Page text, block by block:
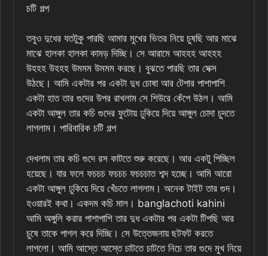
চটি গল্প
তবুও দুধের যতটুকু পারছি আমার মুখের ভিতর নিয়ে চুষছি আর মাঝে
মাঝে হালকা হালকা কামড় দিচ্ছি। সে আরামে আহহহ আহহহ
উহহহ উহহহ উমমম উমমম করছে। বুঝতে পারছি তার সেক্স
উঠছে। আমি একটার পর একটা দুধ চোষা আর টেপার পাশাপাশি
একটা হাত তার গুদের উপর রাখলাম সে শিউরে কেঁপে উঠল। আমি
একটা আঙ্গুল তার কচি গুদের ফুটোয় ঢুকিয়ে দিয়ে আঙ্গুল চোদা চুদতে
লাগলাম। পারিবারিক চটি গল্প
দেখলাম তার কচি গুদে রস কাটতে শুরু করেছে। আর একটু পিচ্ছিল
হয়েছে। যার ফলে ফচচচ ফচচচ ফচচচাত শব্দ হচ্ছে। আমি আরো
একটা আঙ্গুল ঢুকিয়ে দিয়ে খেঁচতে লাগলাম। অনেক টাইট তার গুদ।
হওয়ারই কথা। একদম কচি মাল। banglachoti kahini
আমি অঙ্গুলি করার পাশাপাশি তার দুধ একটার পর একটা টিপছি আর
চুষে তাকে পাগল করে দিচ্ছি। সে উত্তেজনায় ছটফট করতে
লাগলো। আমি আস্তে আস্তে চাটতে চাটতে নিচে তার গুদে মুখ নিয়ে